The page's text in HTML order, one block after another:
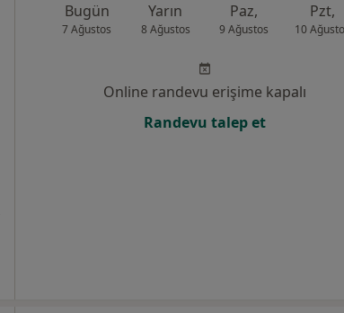
Bugün
7 Ağustos
Yarın
8 Ağustos
Paz,
9 Ağustos
Pzt,
10
Online randevu erişime kapalı
Randevu talep et